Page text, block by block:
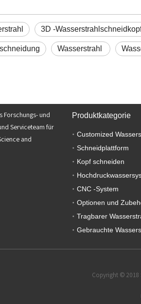
3D -
Wasserstrahl
Forschungs- und
Serviceteam für
and
Produktkategorie
Customized
Schneidplattform
Kopf schneiden
CNC -System
Optionen und
Tragbarer
Gebrauchte
Copyright © 2018